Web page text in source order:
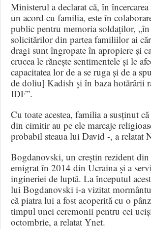
Ministerul a declarat că, în
un acord cu familia, este în
public pentru memoria soldaților,
solicitărilor din partea familiilor ai
dragi sunt îngropate în apropiere și
crucea le rănește sentimentele și le
capacitatea lor de a se ruga și de a
de doliu] Kadish și în baza hotărârii
IDF”.
Cu toate acestea, familia a susținut
din cimitir au pe ele marcaje
probabil steaua lui David -, a relatat
Bogdanovski, un creștin rezident
emigrat în 2014 din Ucraina și a
ingineriei de luptă. La începutul
lui Bogdanovski i-a vizitat
că piatra lui a fost acoperită cu o
timpul unei ceremonii pentru cei
octombrie, a relatat Ynet.